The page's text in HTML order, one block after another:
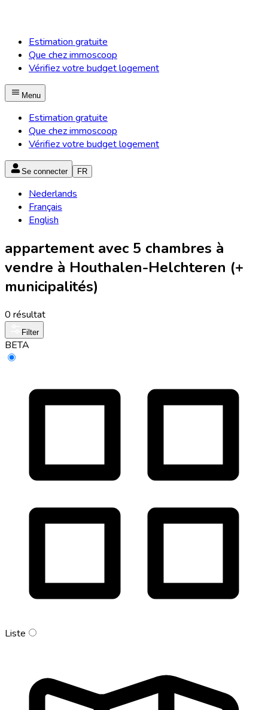
Estimation gratuite
Que chez immoscoop
Vérifiez votre budget logement
Menu
Estimation gratuite
Que chez immoscoop
Vérifiez votre budget logement
Se connecter FR
Nederlands
Français
English
appartement avec 5 chambres à
vendre à Houthalen-Helchteren (+
municipalités)
0 résultat
Filter
BETA
Liste